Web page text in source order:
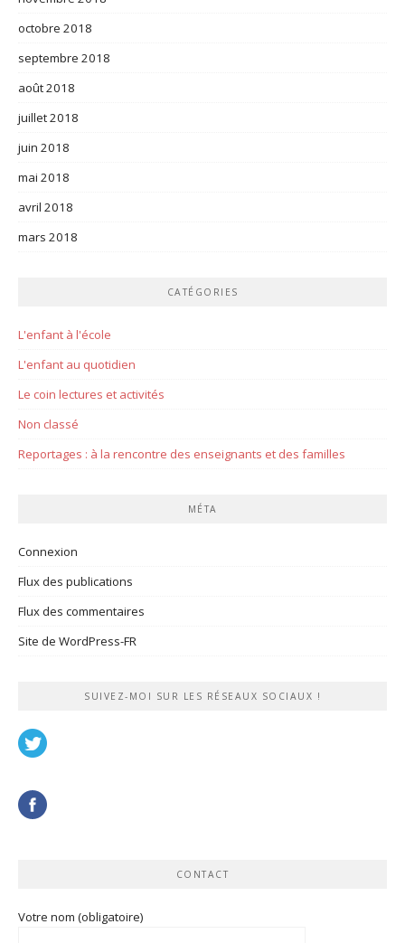
octobre 2018
septembre 2018
août 2018
juillet 2018
juin 2018
mai 2018
avril 2018
mars 2018
CATÉGORIES
L'enfant à l'école
L'enfant au quotidien
Le coin lectures et activités
Non classé
Reportages : à la rencontre des enseignants et des familles
MÉTA
Connexion
Flux des publications
Flux des commentaires
Site de WordPress-FR
SUIVEZ-MOI SUR LES RÉSEAUX SOCIAUX !
CONTACT
Votre nom (obligatoire)